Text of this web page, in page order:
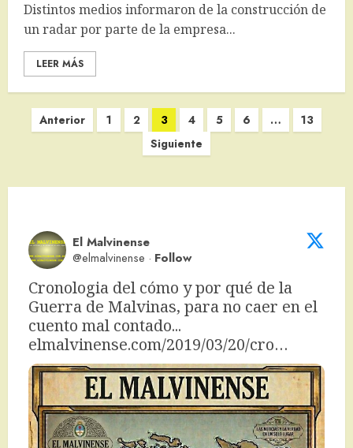
Distintos medios informaron de la construcción de
un radar por parte de la empresa...
LEER MÁS
Paginación
Anterior 1 2 3 4 5 6 …
13
Siguiente
El Malvinense
@elmalvinense · Follow
Cronologia del cómo y por qué de la
Guerra de Malvinas, para no caer en el
elmalvinense.com/2019/03/20/cro…